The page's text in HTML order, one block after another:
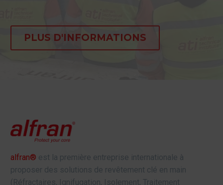
PLUS D'INFORMATIONS
alfran® est la première entreprise internationale à
proposer des solutions de revêtement clé en main
(Réfractaires, Ignifugation, Isolement, Traitement